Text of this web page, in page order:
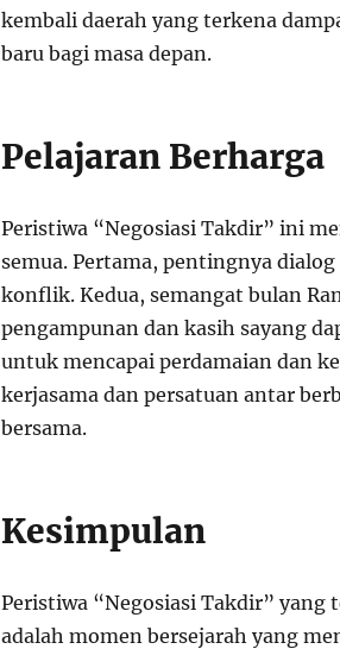
kembali daerah yang terkena
baru bagi masa depan.
Pelajaran Berharga
Peristiwa “Negosiasi Takdir” ini
semua. Pertama, pentingnya
konflik. Kedua, semangat bulan
pengampunan dan kasih sayang
untuk mencapai perdamaian dan
kerjasama dan persatuan antar
bersama.
Kesimpulan
Peristiwa “Negosiasi Takdir” yang
adalah momen bersejarah yang